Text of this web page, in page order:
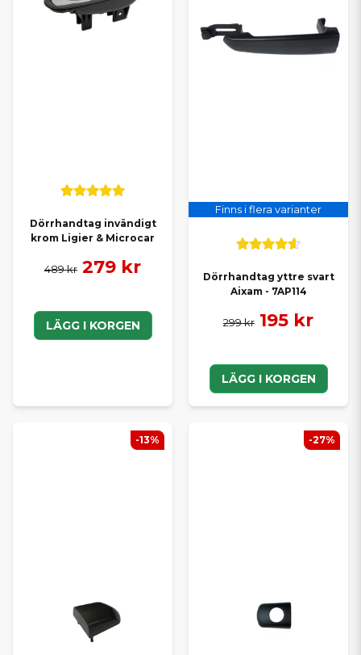
Dörrhandtag invändigt
krom Ligier & Microcar
489 kr 279 kr
LÄGG I KORGEN
Finns i flera varianter
Dörrhandtag yttre svart
Aixam - 7AP114
299 kr 195 kr
LÄGG I KORGEN
-13% -27%